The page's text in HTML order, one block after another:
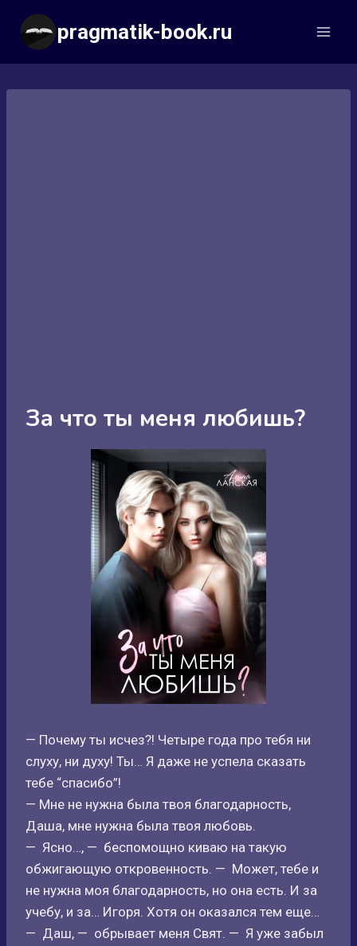
Перейти
содержимому
pragmatik-book.ru
За что ты меня любишь?
— Почему ты исчез?! Четыре года про тебя ни
слуху, ни духу! Ты… Я даже не успела сказать
тебе “спасибо”!
— Мне не нужна была твоя благодарность,
Даша, мне нужна была твоя любовь.
— Ясно…, — беспомощно киваю на такую
обжигающую откровенность. — Может, тебе и
не нужна моя благодарность, но она есть. И за
учебу, и за… Игоря. Хотя он оказался тем еще…
— Даш, — обрывает меня Свят. — Я уже забыл